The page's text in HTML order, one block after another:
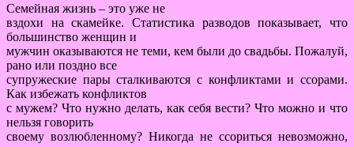
Семейная жизнь – это уже не
вздохи на скамейке. Статистика разводов показывает, что
большинство женщин и
мужчин оказываются не теми, кем были до свадьбы. Пожалуй,
рано или поздно все
супружеские пары сталкиваются с конфликтами и ссорами.
Как избежать конфликтов
с мужем? Что нужно делать, как себя вести? Что можно и что
нельзя говорить
своему возлюбленному? Никогда не ссориться невозможно,